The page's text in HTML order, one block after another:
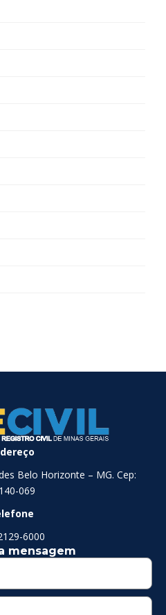
Belo Horizonte – MG. Cep:
069
6000
mensagem